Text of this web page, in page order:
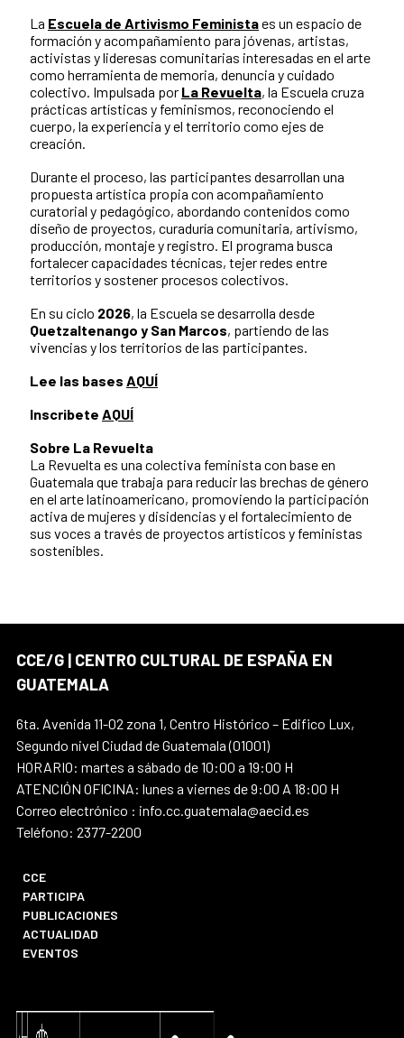
La Escuela de Artivismo Feministaes un espacio de
formación y acompañamiento para jóvenas, artistas,
activistas y lideresas comunitarias interesadas en el arte
como herramienta de memoria, denuncia y cuidado
colectivo. Impulsada por La Revuelta, la Escuela cruza
prácticas artísticas y feminismos, reconociendo el
cuerpo, la experiencia y el territorio como ejes de
creación.
Durante el proceso, las participantes desarrollan una
propuesta artística propia con acompañamiento
curatorial y pedagógico, abordando contenidos como
diseño de proyectos, curaduría comunitaria, artivismo,
producción, montaje y registro. El programa busca
fortalecer capacidades técnicas, tejer redes entre
territorios y sostener procesos colectivos.
En su ciclo 2026, la Escuela se desarrolla desde
Quetzaltenango y San Marcos, partiendo de las
vivencias y los territorios de las participantes.
Lee las bases AQUÍ
Inscribete AQUÍ
Sobre La Revuelta
La Revuelta es una colectiva feminista con base en
Guatemala que trabaja para reducir las brechas de género
en el arte latinoamericano, promoviendo la participación
activa de mujeres y disidencias y el fortalecimiento de
sus voces a través de proyectos artísticos y feministas
sostenibles.
CCE/G | CENTRO CULTURAL DE ESPAÑA EN
GUATEMALA
6ta. Avenida 11-02 zona 1, Centro Histórico – Edifico Lux,
Segundo nivel Ciudad de Guatemala (01001)
HORARIO: martes a sábado de 10:00 a 19:00 H
ATENCIÓN OFICINA: lunes a viernes de 9:00 A 18:00 H
Correo electrónico : info.cc.guatemala@aecid.es
Teléfono: 2377-2200
CCE
PARTICIPA
PUBLICACIONES
ACTUALIDAD
EVENTOS